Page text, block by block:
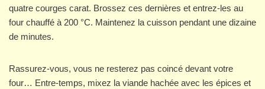
quatre courges carat. Brossez ces dernières et entrez-les au
four chauffé à 200 °C. Maintenez la cuisson pendant une dizaine
de minutes.
Rassurez-vous, vous ne resterez pas coincé devant votre
four… Entre-temps, mixez la viande hachée avec les épices et